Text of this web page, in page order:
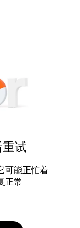
试
可能正忙着
正常